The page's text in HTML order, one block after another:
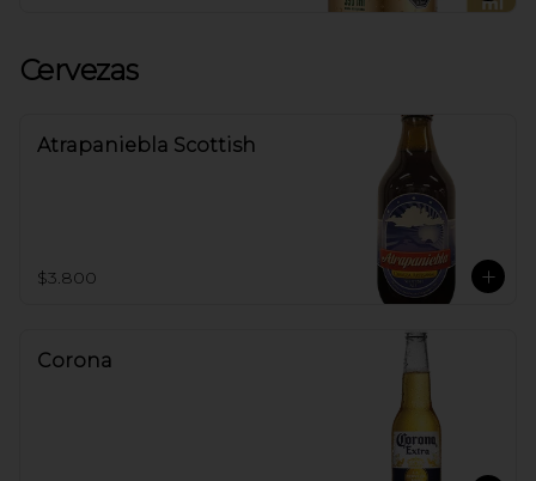
Cervezas
Atrapaniebla Scottish
$3.800
Corona